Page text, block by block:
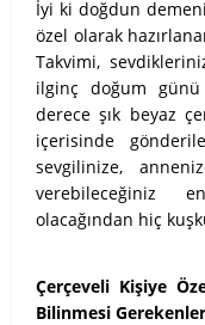
İyi ki doğdun
özel olarak
Takvimi,
ilginç doğum
derece şık beyaz
içerisinde
sevgilinize,
verebileceğiniz
olacağından hiç
Çerçeveli Kişiye
Bilinmesi Gerekenler